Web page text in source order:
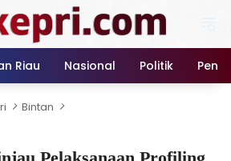
Riau Nasional Politik
Bintan